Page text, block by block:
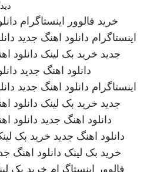
خرید فالوور اینستاگرام
اینستاگرام دانلود اهنگ جدید
جدید خرید بک لینک دانلود
دانلود اهنگ جدید
اینستاگرام دانلود اهنگ جدید
جدید خرید بک لینک دانلود
دانلود اهنگ جدید دانلود
دانلود اهنگ جدید خرید بک
خرید بک لینک دانلود اهنگ
فالوور اینستاگرام خرید بک